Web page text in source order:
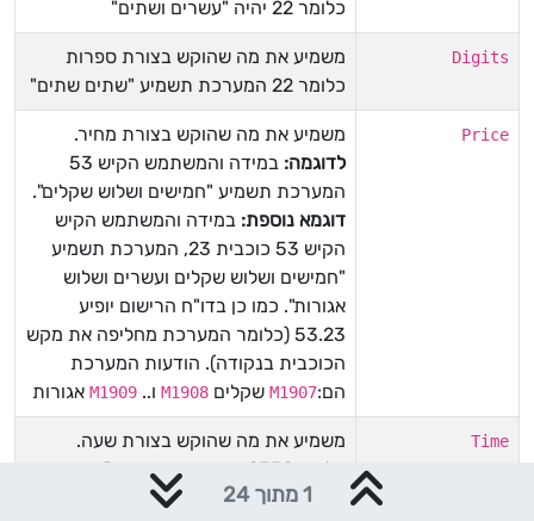
כלומר 22 יהיה "עשרים ושתים"
Digits
משמיע את מה שהוקש בצורת ספרות
כלומר 22 המערכת תשמיע "שתים שתים"
Price
משמיע את מה שהוקש בצורת מחיר.
לדוגמה:
במידה והמשתמש הקיש 53
המערכת תשמיע "חמישים ושלוש שקלים".
דוגמא נוספת: במידה והמשתמש הקיש
הקיש 53 כוכבית 23, המערכת תשמיע
"חמישים ושלוש שקלים ועשרים ושלוש
אגורות". כמו כן בדו"ח הרישום יופיע
53.23 (כלומר המערכת מחליפה את מקש
הכוכבית בנקודה). הודעות המערכת
הם:M1907 שקלים M1908 ו.. M1909 אגורות
Time
משמיע את מה שהוקש בצורת שעה.
כלומר 2359 המערכת תשמיע "עשרים
ושלוש חמישים ותשע" (יש צורך להגדיר
1 מתוך 24